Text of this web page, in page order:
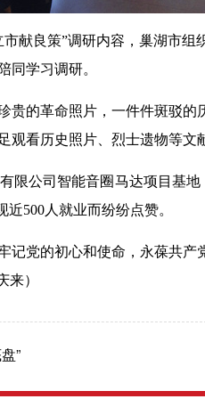
献良策”调研内容，巢湖市组
同学习调研。
贵的革命照片，一件件斑驳
看历史照片、烈士遗物等文
限公司智能音圈马达项目基
500人就业而纷纷点赞。
记党的初心和使命，永葆共
来）
”